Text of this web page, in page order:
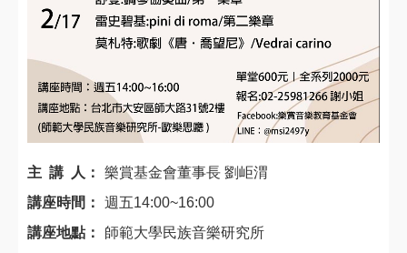
主 講 人：
樂賞基金會董事長 劉岠渭
講座時間：
週五14:00~16:00
講座地點：
師範大學民族音樂研究所